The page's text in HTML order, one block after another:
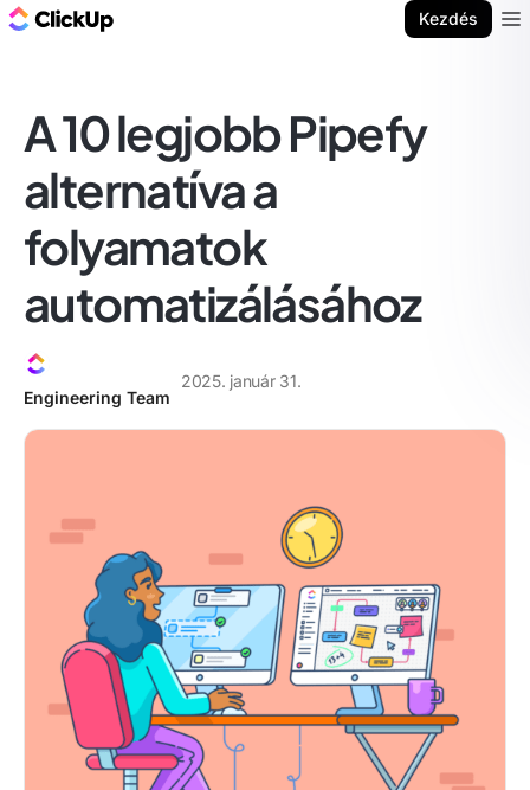
Kezdés
A 10 legjobb Pipefy
alternatíva a
folyamatok
automatizálásához
Engineering Team
2025. január 31.